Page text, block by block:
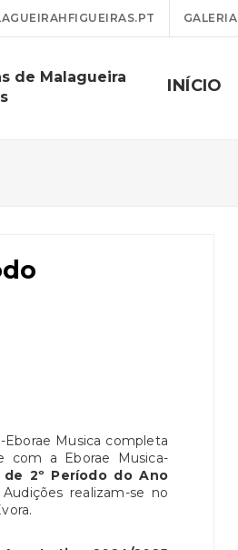
GALERIA
de Malagueira
INÍCIO
Musica completa
com a Eborae Musica-
2º Período do Ano
realizam-se no